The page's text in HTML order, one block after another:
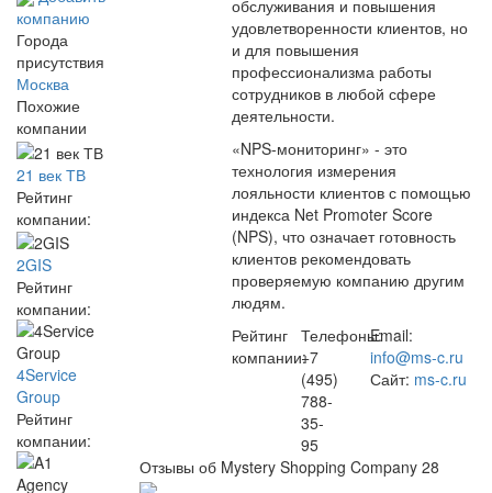
компанию
Города
присутствия
Москва
Похожие
компании
21 век ТВ
Рейтинг
компании:
2GIS
Рейтинг
компании:
4Service
Group
Рейтинг
компании:
обслуживания и повышения
удовлетворенности клиентов, но
и для повышения
профессионализма работы
сотрудников в любой сфере
деятельности.
«NPS-мониторинг» - это
технология измерения
лояльности клиентов с помощью
индекса Net Promoter Score
(NPS), что означает готовность
клиентов рекомендовать
проверяемую компанию другим
людям.
Рейтинг
компании:
Телефоны:
+7
(495)
788-
35-
95
Email:
info@ms-c.ru
Сайт: ms-c.ru
Отзывы об Mystery Shopping Company 28